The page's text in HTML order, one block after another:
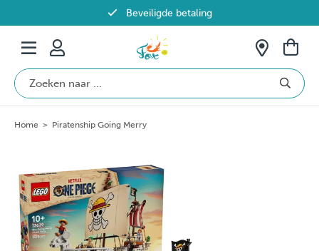
Beveiligde betaling
Gratis verzending vanaf €69 in België
Home > Piratenship Going Merry